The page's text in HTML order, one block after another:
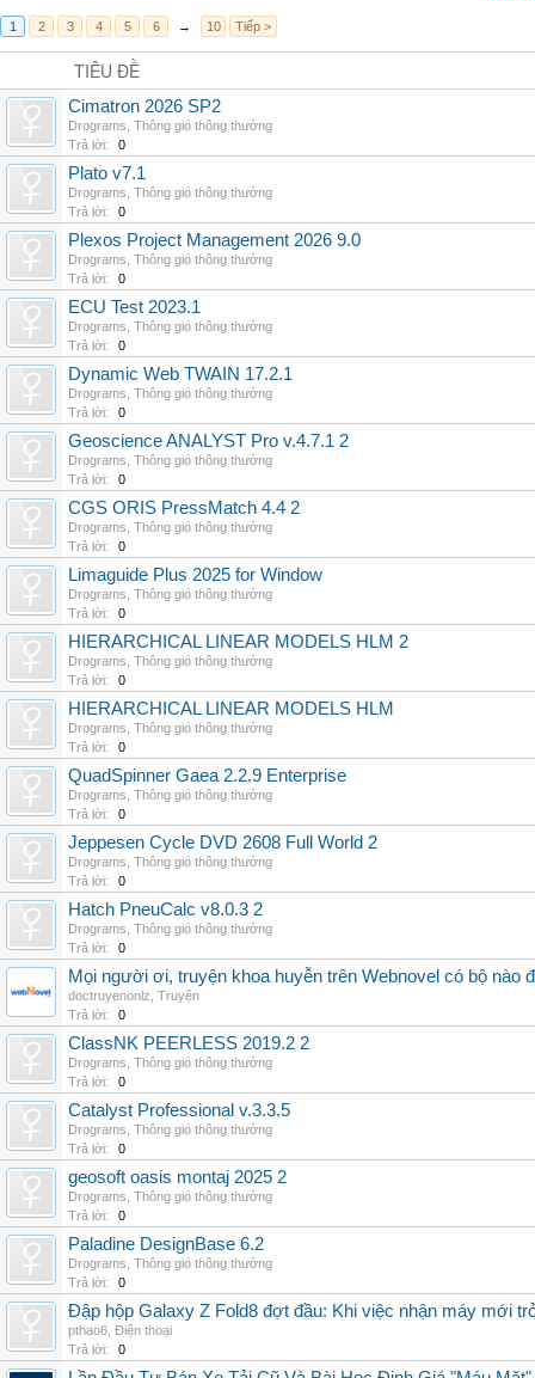
1 2 3 4 5 6 → 10 Tiếp >
TIÊU ĐỀ
Cimatron 2026 SP2
Drograms Thông gió thông thường
Trả lời:
0
Plato v7.1
Drograms Thông gió thông thường
Trả lời:
0
Plexos Project Management 2026 9.0
Drograms Thông gió thông thường
Trả lời:
0
ECU Test 2023.1
Drograms Thông gió thông thường
Trả lời:
0
Dynamic Web TWAIN 17.2.1
Drograms Thông gió thông thường
Trả lời:
0
Geoscience ANALYST Pro v.4.7.1 2
Drograms Thông gió thông thường
Trả lời:
0
CGS ORIS PressMatch 4.4 2
Drograms Thông gió thông thường
Trả lời:
0
Limaguide Plus 2025 for Window
Drograms Thông gió thông thường
Trả lời:
0
HIERARCHICAL LINEAR MODELS HLM 2
Drograms Thông gió thông thường
Trả lời:
0
HIERARCHICAL LINEAR MODELS HLM
Drograms Thông gió thông thường
Trả lời:
0
QuadSpinner Gaea 2.2.9 Enterprise
Drograms Thông gió thông thường
Trả lời:
0
Jeppesen Cycle DVD 2608 Full World 2
Drograms Thông gió thông thường
Trả lời:
0
Hatch PneuCalc v8.0.3 2
Drograms Thông gió thông thường
Trả lời:
0
Mọi người ơi, truyện khoa huyễn trên Webnovel có bộ nào
doctruyenonlz Truyện
Trả lời:
0
ClassNK PEERLESS 2019.2 2
Drograms Thông gió thông thường
Trả lời:
0
Catalyst Professional v.3.3.5
Drograms Thông gió thông thường
Trả lời:
0
geosoft oasis montaj 2025 2
Drograms Thông gió thông thường
Trả lời:
0
Paladine DesignBase 6.2
Drograms Thông gió thông thường
Trả lời:
0
Đập hộp Galaxy Z Fold8 đợt đầu: Khi việc nhận máy mới
pthao6 Điện thoại
Trả lời:
0